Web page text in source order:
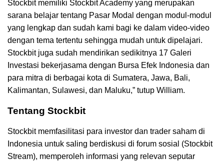
Stockbit memiliki Stockbit Academy yang merupakan
sarana belajar tentang Pasar Modal dengan modul-modul
yang lengkap dan sudah kami bagi ke dalam video-video
dengan tema tertentu sehingga mudah untuk dipelajari.
Stockbit juga sudah mendirikan sedikitnya 17 Galeri
Investasi bekerjasama dengan Bursa Efek Indonesia dan
para mitra di berbagai kota di Sumatera, Jawa, Bali,
Kalimantan, Sulawesi, dan Maluku,” tutup William.
Tentang Stockbit
Stockbit memfasilitasi para investor dan trader saham di
Indonesia untuk saling berdiskusi di forum sosial (Stockbit
Stream), memperoleh informasi yang relevan seputar